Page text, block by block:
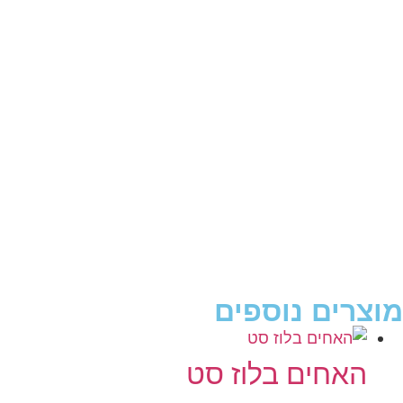
מוצרים נוספים
האחים בלוז סט